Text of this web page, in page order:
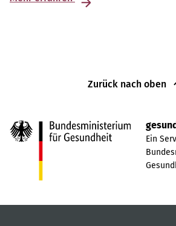
Zurück nach oben
Ein